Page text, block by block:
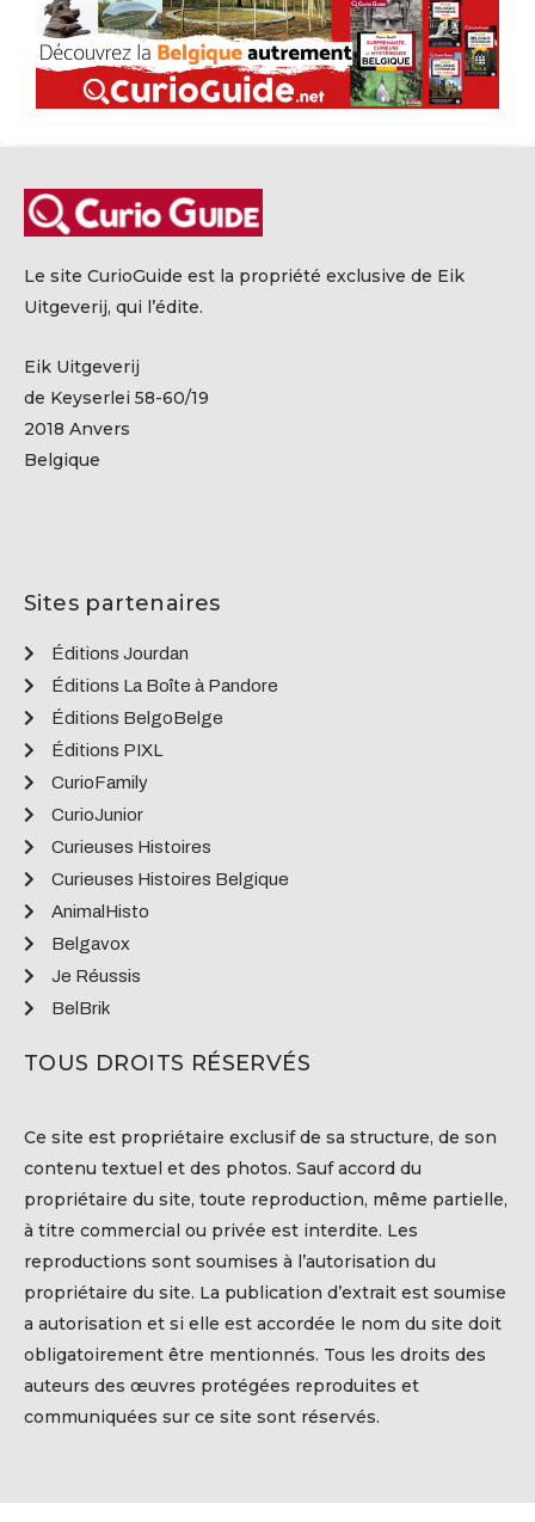
Le site CurioGuide est la propriété exclusive de Eik
Uitgeverij, qui l’édite.
Eik Uitgeverij
de Keyserlei 58-60/19
2018 Anvers
Belgique
Sites partenaires
Éditions Jourdan
Éditions La Boîte à Pandore
Éditions BelgoBelge
Éditions PIXL
CurioFamily
CurioJunior
Curieuses Histoires
Curieuses Histoires Belgique
AnimalHisto
Belgavox
Je Réussis
BelBrik
TOUS DROITS RÉSERVÉS
Ce site est propriétaire exclusif de sa structure, de son
contenu textuel et des photos. Sauf accord du
propriétaire du site, toute reproduction, même partielle,
à titre commercial ou privée est interdite. Les
reproductions sont soumises à l’autorisation du
propriétaire du site. La publication d’extrait est soumise
a autorisation et si elle est accordée le nom du site doit
obligatoirement être mentionnés. Tous les droits des
auteurs des œuvres protégées reproduites et
communiquées sur ce site sont réservés.